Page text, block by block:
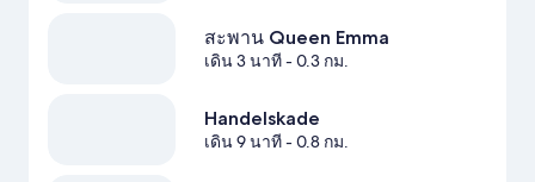
สะพาน Queen Emma
เดิน 3 นาที- 0.3 กม.
Handelskade
เดิน 9 นาที- 0.8 กม.